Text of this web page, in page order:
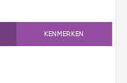
KENMERKEN